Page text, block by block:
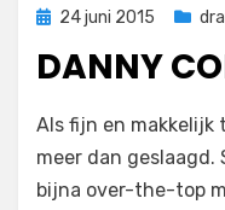
Geplaatst
24 juni 2015
DANNY
door Filmofiel.nl
Laat een reactie
Als fijn en makkelijk
meer dan geslaagd.
bijna over-the-top